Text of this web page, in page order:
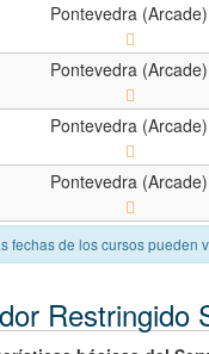
Pontevedra (Arcade)
Pontevedra (Arcade)
Pontevedra (Arcade)
Pontevedra (Arcade)
fechas de los cursos pueden
Restringido